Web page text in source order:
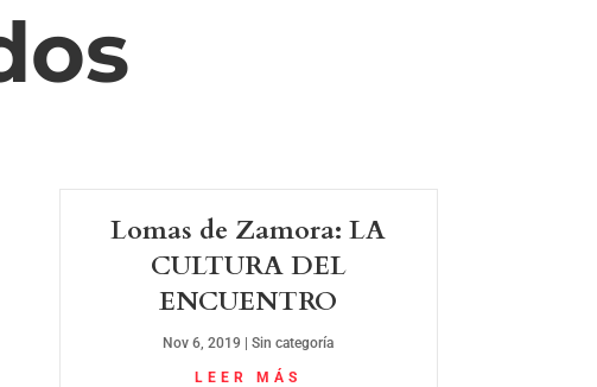
Lomas de Zamora: LA
CULTURA DEL
ENCUENTRO
Nov 6, 2019 |Sin categoría
LEER MÁS